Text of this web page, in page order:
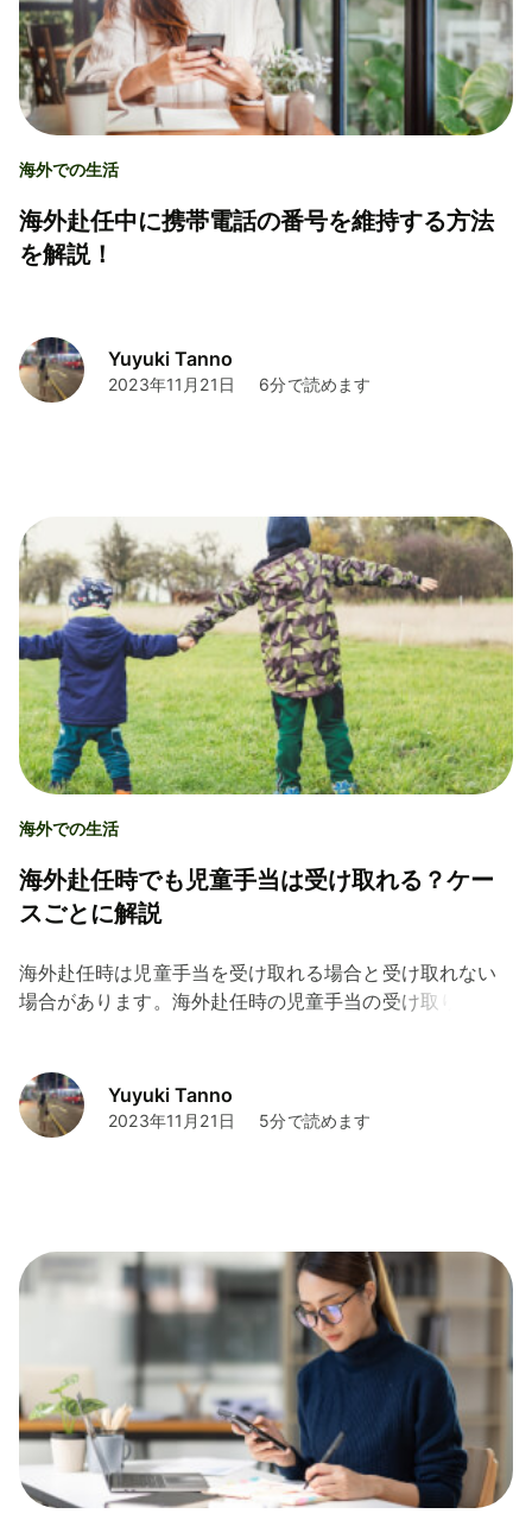
海外での生活
海外赴任中に携帯電話の番号を維持する方法
を解説！
Yuyuki Tanno
2023年11月21日 6分で読めます
海外での生活
海外赴任時でも児童手当は受け取れる？ケー
スごとに解説
海外赴任時は児童手当を受け取れる場合と受け取れない
場合があります。海外赴任時の児童手当の受け取りの可
ご紹介します。Yuyuki Tanno
2023年11月21日 5分で読めます